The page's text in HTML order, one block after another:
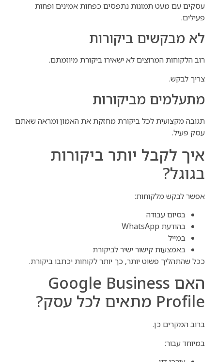
עסקים עם מעט תמונות נתפסים כפחות אמינים ופחות
פעילים.
לא מבקשים ביקורות
רוב הלקוחות המרוצים לא ישאירו ביקורת מיוזמתם.
צריך לבקש.
מתעלמים מביקורות
תגובה מקצועית לכל ביקורת מחזקת את האמון ומראה שאתם
עסק פעיל.
איך לקבל יותר ביקורות
בגוגל?
אפשר לבקש מלקוחות:
בסיום עבודה
בהודעת WhatsApp
במייל
באמצעות קישור ישיר לביקורת
ככל שהתהליך פשוט יותר, כך יותר לקוחות יכתבו ביקורת.
האם Google Business
Profile מתאים לכל עסק?
ברוב המקרים כן.
במיוחד עבור: